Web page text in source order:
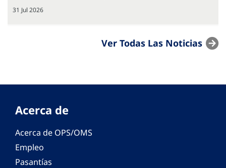
31 Jul 2026
Ver Todas Las Noticias
Acerca de
Acerca de OPS/OMS
Empleo
Pasantías